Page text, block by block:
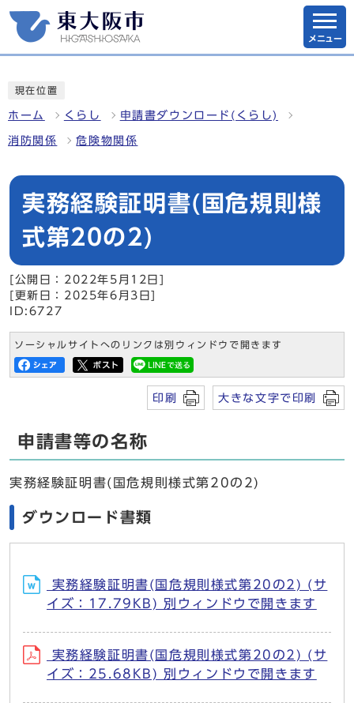
メニュー
現在位置
ホーム くらし 申請書ダウンロード(くらし)
消防関係 危険物関係
実務経験証明書(国危規則様
式第20の2)
[公開日：2022年5月12日]
[更新日：2025年6月3日]
ID:6727
ソーシャルサイトへのリンクは別ウィンドウで開きます
印刷 大きな文字で印刷
申請書等の名称
実務経験証明書(国危規則様式第20の2)
ダウンロード書類
実務経験証明書(国危規則様式第20の2) (サ
イズ：17.79KB) 別ウィンドウで開きます
実務経験証明書(国危規則様式第20の2) (サ
イズ：25.68KB) 別ウィンドウで開きます